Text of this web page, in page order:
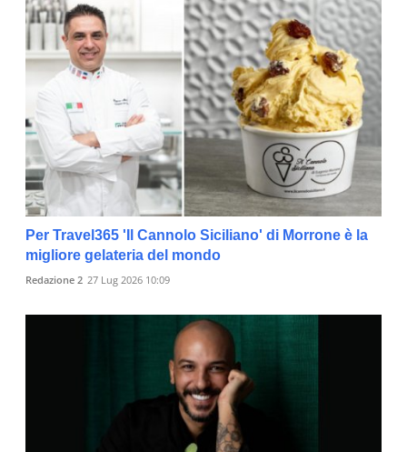
Per Travel365 'Il Cannolo Siciliano' di Morrone è la
migliore gelateria del mondo
Redazione 2 27 Lug 2026 10:09